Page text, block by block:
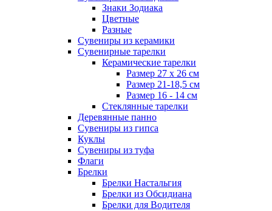
Знаки Зодиака
Цветные
Разные
Сувениры из керамики
Сувенирные тарелки
Керамические тарелки
Размер 27 х 26 см
Размер 21-18,5 см
Размер 16 - 14 см
Стеклянные тарелки
Деревянные панно
Сувениры из гипса
Куклы
Сувениры из туфа
Флаги
Брелки
Брелки Настальгия
Брелки из Обсидиана
Брелки для Водителя